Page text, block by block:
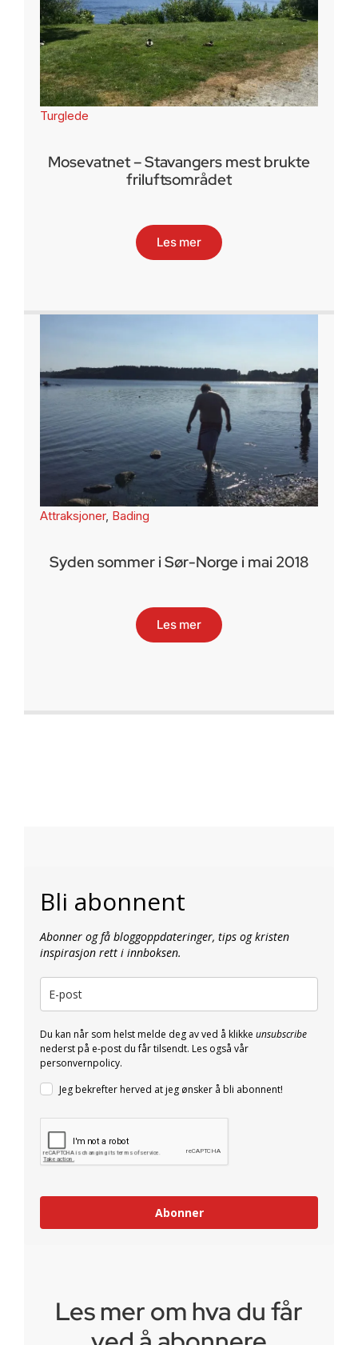
Turglede
Mosevatnet – Stavangers mest brukte
friluftsområdet
Les mer
Attraksjoner, Bading
Syden sommer i Sør-Norge i mai 2018
Les mer
Bli abonnent
Abonner og få bloggoppdateringer, tips og kristen
inspirasjon rett i innboksen.
Du kan når som helst melde deg av ved å klikke unsubscribe
nederst på e-post du får tilsendt. Les også vår
personvernpolicy.
Jeg bekrefter herved at jeg ønsker å bli abonnent!
Abonner
Les mer om hva du får